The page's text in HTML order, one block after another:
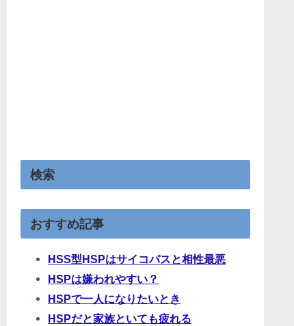
検索
おすすめ記事
HSS型HSPはサイコパスと相性最悪
HSPは嫌われやすい？
HSPで一人になりたいとき
HSPだと家族といても疲れる